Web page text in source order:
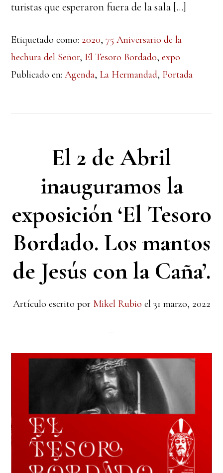
turistas que esperaron fuera de la sala […]
Etiquetado como: 2020,75 Aniversario de la
hechura del Señor, El Tesoro Bordado,expo
Publicado en:Agenda, La Hermandad, Portada
El 2 de Abril
inauguramos la
exposición ‘El Tesoro
Bordado. Los mantos
de Jesús con la Caña’.
Artículo escrito por Mikel Rubio el 31 marzo, 2022